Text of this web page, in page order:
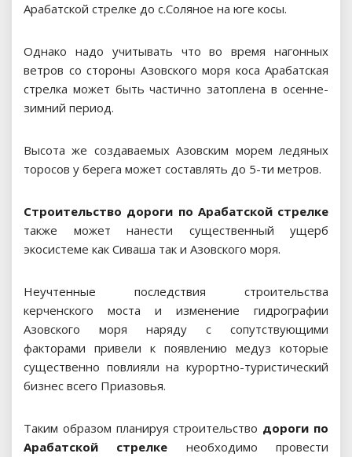
Арабатской стрелке до с.Соляное на юге косы.
Однако надо учитывать что во время нагонных
ветров со стороны Азовского моря коса Арабатская
стрелка может быть частично затоплена в осенне-
зимний период.
Высота же создаваемых Азовским морем ледяных
торосов у берега может составлять до 5-ти метров.
Строительство дороги по Арабатской стрелке
также может нанести существенный ущерб
экосистеме как Сиваша так и Азовского моря.
Неучтенные последствия строительства
керченского моста и изменение гидрографии
Азовского моря наряду с сопутствующими
факторами привели к появлению медуз которые
существенно повлияли на курортно-туристический
бизнес всего Приазовья.
Таким образом планируя строительство дороги по
Арабатской стрелке необходимо провести